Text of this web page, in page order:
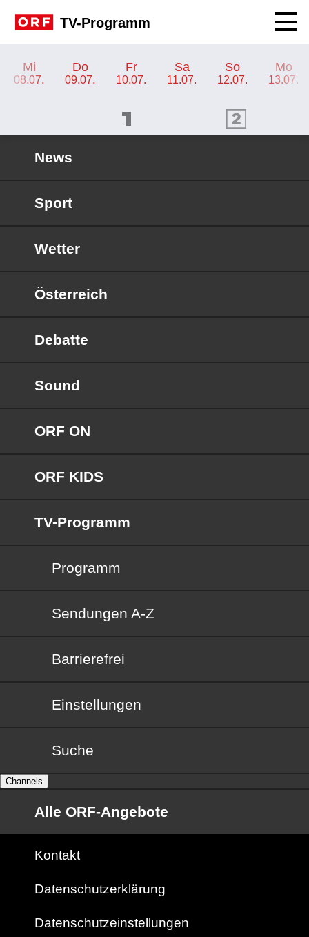
TV-Programm
Mi
08.07.
Do
09.07.
Fr
10.07.
Sa
11.07.
So
12.07.
Mo
13.07.
ORF 2 Programm
News
Sport
Wetter
Österreich
Debatte
Sound
ORF ON
ORF KIDS
TV-Programm
Programm
Sendungen von A bis Z
Sendungen A-Z
Barrierefrei
Barrierefrei
Einstellungen
Suche
Channels
Alle ORF-Angebote
Kontakt
Datenschutzerklärung
Datenschutzeinstellungen